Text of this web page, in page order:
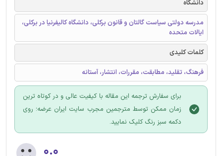
دانشگاه
مدرسه دولتی سیاست گالتان و قانون برکلی، دانشگاه کالیفرنیا در برکلی،
ایالات متحده
کلمات کلیدی
فرهنگ، تقلید، مطابقت، مقررات، انتشار، آستانه
برای سفارش ترجمه این مقاله با کیفیت عالی و در کوتاه ترین
زمان ممکن توسط مترجمین مجرب سایت ایران عرضه؛ روی
دکمه سبز رنگ کلیک نمایید.
۰.۰